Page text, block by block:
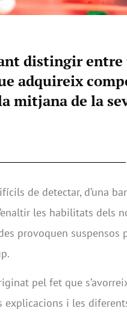
distingir entre
adquireix
mitjana de la
de detectar, d’una
les habilitats dels
provoquen suspensos
pel fet que
i les